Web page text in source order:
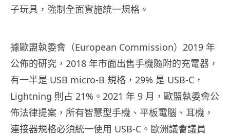
子玩具，強制全面實施統一規格。
據歐盟執委會（European Commission）2019 年
公佈的研究，2018 年市面出售手機隨附的充電器，
有一半是 USB micro-B 規格，29% 是 USB-C，
Lightning 則占 21%。2021 年 9 月，歐盟執委會公
佈法律提案，所有智慧型手機、平板電腦、耳機，
連接器規格必須統一使用 USB-C。歐洲議會議員